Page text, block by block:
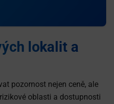
lokalit a
pozornost nejen ceně, ale
oblasti a dostupnosti